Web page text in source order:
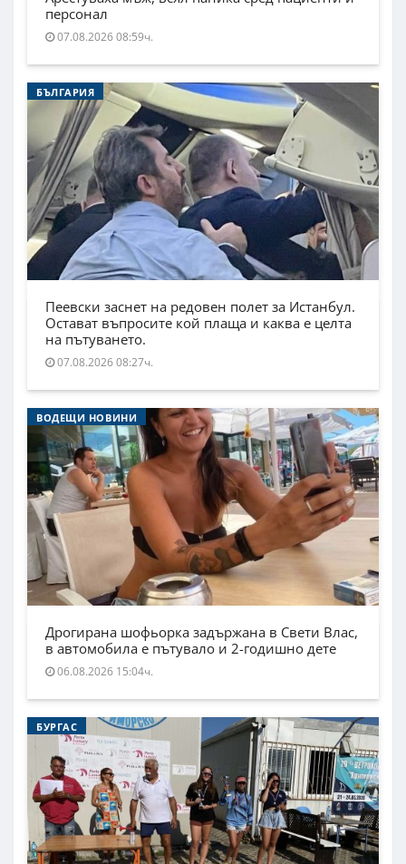
персонал
07.08.2026 08:59ч.
БЪЛГАРИЯ
Пеевски заснет на редовен полет за Истанбул.
Остават въпросите кой плаща и каква е целта
на пътуването.
07.08.2026 08:27ч.
ВОДЕЩИ НОВИНИ
Дрогирана шофьорка задържана в Свети Влас,
в автомобила е пътувало и 2-годишно дете
06.08.2026 15:04ч.
БУРГАС